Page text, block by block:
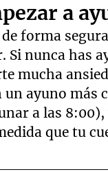
a
forma
Si nunca has
mucha
ayuno más
a las
que tu